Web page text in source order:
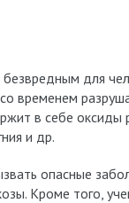
для
временем
в себе оксиды
и др.
опасные
Кроме того,